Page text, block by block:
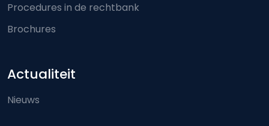
Procedures in de rechtbank
Brochures
Actualiteit
Nieuws